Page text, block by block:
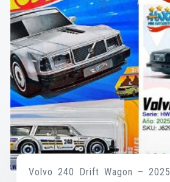
Volvo 240 Drift Wagon – 2025